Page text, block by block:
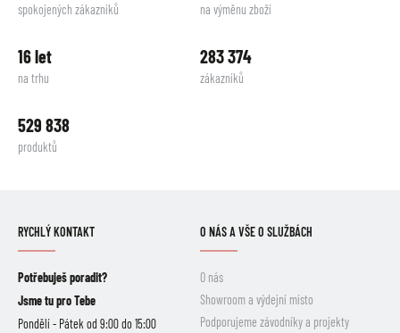
spokojených zákazníků na výměnu zboží
16 let
na trhu
283 374
zákazníků
529 838
produktů
RYCHLÝ KONTAKT
Potřebuješ poradit?
Jsme tu pro Tebe
Pondělí - Pátek od 9:00 do 15:00
O NÁS A VŠE O SLUŽBÁCH
O nás
Showroom a výdejní místo
Podporujeme závodníky a projekty